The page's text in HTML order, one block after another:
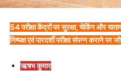
54 परीक्षा केंद्रों पर सुरक्षा, चेकिंग और
निष्पक्ष एवं पारदर्शी परीक्षा संपन्न कराने पर
ऋषभ कुमार